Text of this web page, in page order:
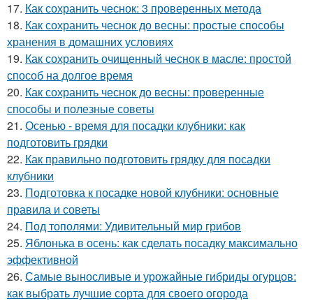
17. Как сохранить чеснок: 3 проверенных метода
18. Как сохранить чеснок до весны: простые способы
хранения в домашних условиях
19. Как сохранить очищенный чеснок в масле: простой
способ на долгое время
20. Как сохранить чеснок до весны: проверенные
способы и полезные советы
21. Осенью - время для посадки клубники: как
подготовить грядки
22. Как правильно подготовить грядку для посадки
клубники
23. Подготовка к посадке новой клубники: основные
правила и советы
24. Под тополями: Удивительный мир грибов
25. Яблонька в осень: как сделать посадку максимально
эффективной
26. Самые выносливые и урожайные гибриды огурцов:
как выбрать лучшие сорта для своего огорода